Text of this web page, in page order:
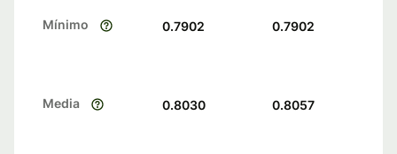
Mínimo 0.7902 0.7902
Media 0.8030 0.8057